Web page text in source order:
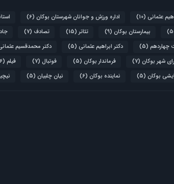
عثمانی (10) اداره ورزش و جوانان شهرستان بوکان (6)
بیمارستان بوکان (9) تئاتر (15) تصادف (7)
چهاردهم (5) دکتر ابراهیم عثمانی (5) دکتر محمدقسیم
شهر بوکان (7) فرماندار بوکان (5) فوتبال (7) فیلم (6)
بوکان (5) نماینده بوکان (6) نیان چلبیان (5)